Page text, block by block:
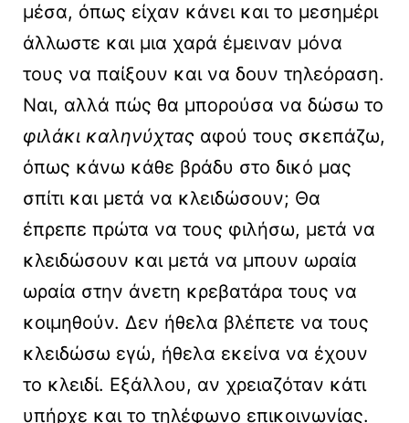
μέσα, όπως είχαν κάνει και το μεσημέρι
άλλωστε και μια χαρά έμειναν μόνα
τους να παίξουν και να δουν τηλεόραση.
Ναι, αλλά πώς θα μπορούσα να δώσω το
φιλάκι καληνύχτας αφού τους σκεπάζω,
όπως κάνω κάθε βράδυ στο δικό μας
σπίτι και μετά να κλειδώσουν; Θα
έπρεπε πρώτα να τους φιλήσω, μετά να
κλειδώσουν και μετά να μπουν ωραία
ωραία στην άνετη κρεβατάρα τους να
κοιμηθούν. Δεν ήθελα βλέπετε να τους
κλειδώσω εγώ, ήθελα εκείνα να έχουν
το κλειδί. Εξάλλου, αν χρειαζόταν κάτι
υπήρχε και το τηλέφωνο επικοινωνίας.